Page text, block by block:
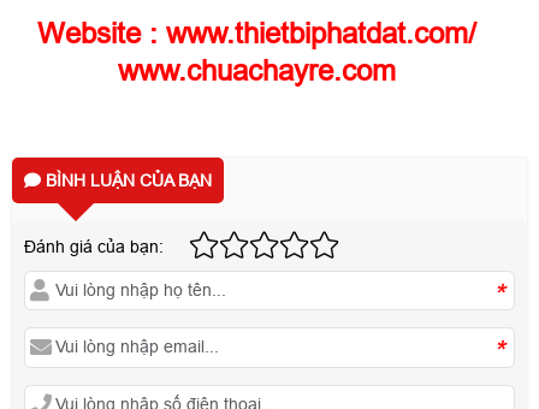
Website : www.thietbiphatdat.com/
www.chuachayre.com
BÌNH LUẬN CỦA BẠN
Đánh giá của bạn:
*
*